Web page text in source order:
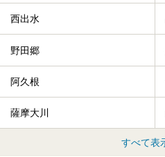
西出水
野田郷
阿久根
薩摩大川
すべて表